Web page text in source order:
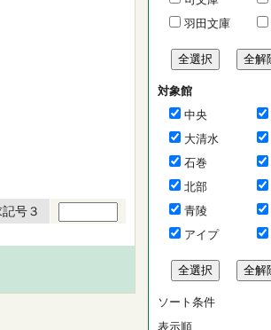
号３
羽田文庫
対象館
中央
大清水
石巻
北部
青陵
アイプ
ソート条件
表示順